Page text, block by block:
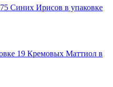
75 Синих Ирисов в упаковке
19 Кремовых Маттиол в